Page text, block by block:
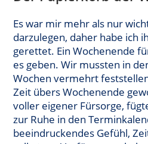
Es war mir mehr als nur
darzulegen, daher habe ich
gerettet. Ein Wochenende
es geben. Wir mussten in
Wochen vermehrt
Zeit übers Wochenende
voller eigener Fürsorge,
zur Ruhe in den
beeindruckendes Gefühl,